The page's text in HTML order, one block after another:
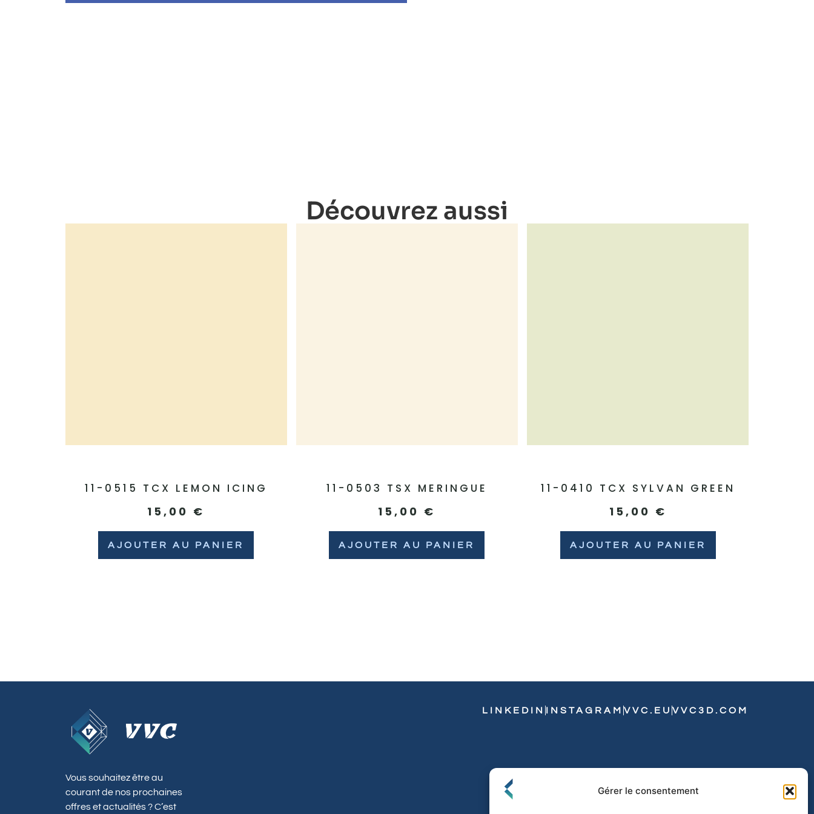
Gérer le consentement
Découvrez aussi
11-0515 TCX LEMON ICING
15,00 €
AJOUTER AU PANIER
11-0503 TSX MERINGUE
15,00 €
AJOUTER AU PANIER
11-0410 TCX SYLVAN GREEN
15,00 €
AJOUTER AU PANIER
Vous souhaitez être au
courant de nos prochaines
offres et actualités ? C’est
LINKEDIN INSTAGRAM VVC.EU VVC3D.COM